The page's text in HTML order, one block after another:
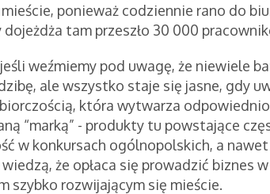
ponieważ codziennie rano do
dojeżdża tam przeszło 30 000
weźmiemy pod uwagę, że niewiele
ale wszystko staje się jasne, gdy
która wytwarza
“marką” - produkty tu powstające
w konkursach ogólnopolskich, a
że opłaca się prowadzić biznes
szybko rozwijającym się mieście.